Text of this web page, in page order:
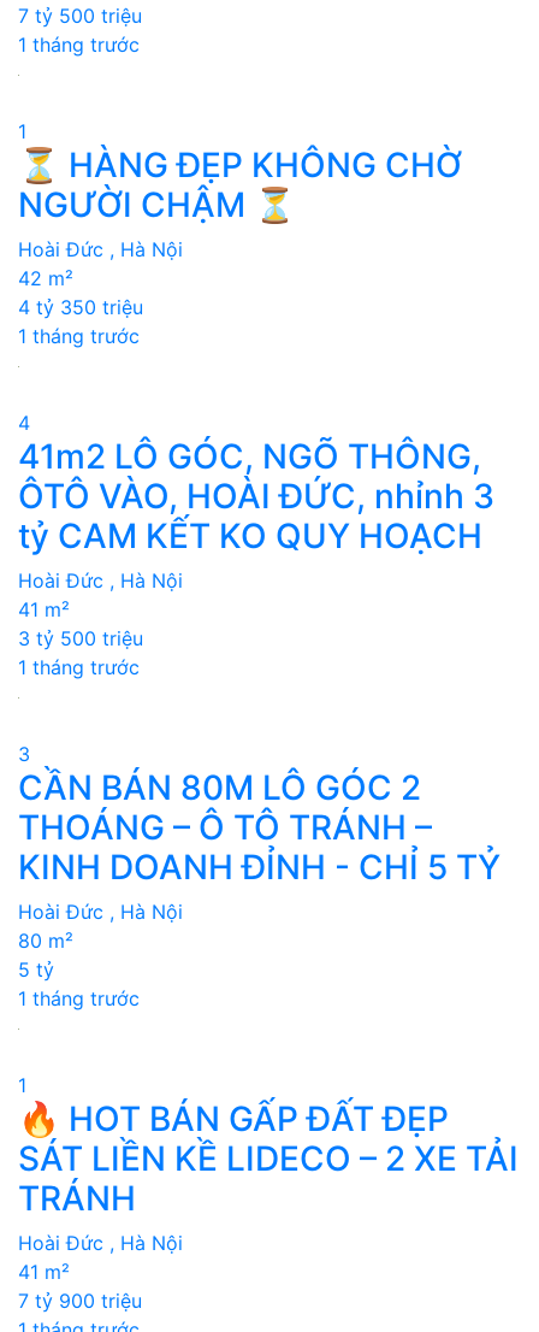
7 tỷ 500 triệu
1 tháng trước
1
⏳ HÀNG ĐẸP KHÔNG CHỜ
NGƯỜI CHẬM ⏳
Hoài Đức , Hà Nội
42 m²
4 tỷ 350 triệu
1 tháng trước
4
41m2 LÔ GÓC, NGÕ THÔNG,
ÔTÔ VÀO, HOÀI ĐỨC, nhỉnh 3
tỷ CAM KẾT KO QUY HOẠCH
Hoài Đức , Hà Nội
41 m²
3 tỷ 500 triệu
1 tháng trước
3
CẦN BÁN 80M LÔ GÓC 2
THOÁNG – Ô TÔ TRÁNH –
KINH DOANH ĐỈNH - CHỈ 5 TỶ
Hoài Đức , Hà Nội
80 m²
5 tỷ
1 tháng trước
1
🔥 HOT BÁN GẤP ĐẤT ĐẸP
SÁT LIỀN KỀ LIDECO – 2 XE TẢI
TRÁNH
Hoài Đức , Hà Nội
41 m²
7 tỷ 900 triệu